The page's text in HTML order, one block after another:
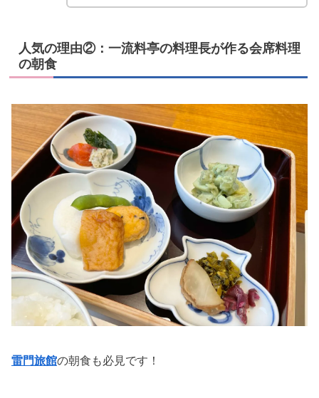
人気の理由②：一流料亭の料理長が作る会席料理
の朝食
雷門旅館の朝食も必見です！